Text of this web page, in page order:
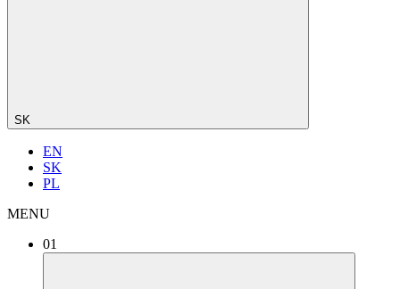
SK
EN
SK
PL
MENU
01